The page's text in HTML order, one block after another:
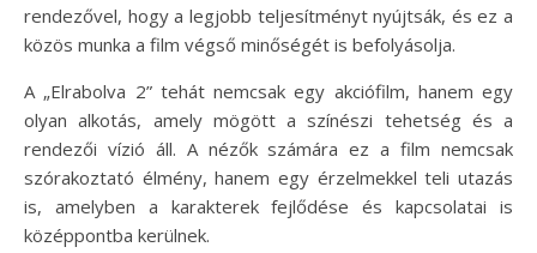
rendezővel, hogy a legjobb teljesítményt nyújtsák, és ez a
közös munka a film végső minőségét is befolyásolja.
A „Elrabolva 2” tehát nemcsak egy akciófilm, hanem egy
olyan alkotás, amely mögött a színészi tehetség és a
rendezői vízió áll. A nézők számára ez a film nemcsak
szórakoztató élmény, hanem egy érzelmekkel teli utazás
is, amelyben a karakterek fejlődése és kapcsolatai is
középpontba kerülnek.